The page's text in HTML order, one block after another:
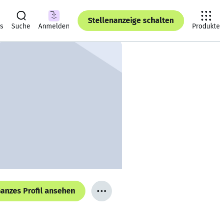
Suche Anmelden
Stellenanzeige schalten
Produkte
Profil ansehen